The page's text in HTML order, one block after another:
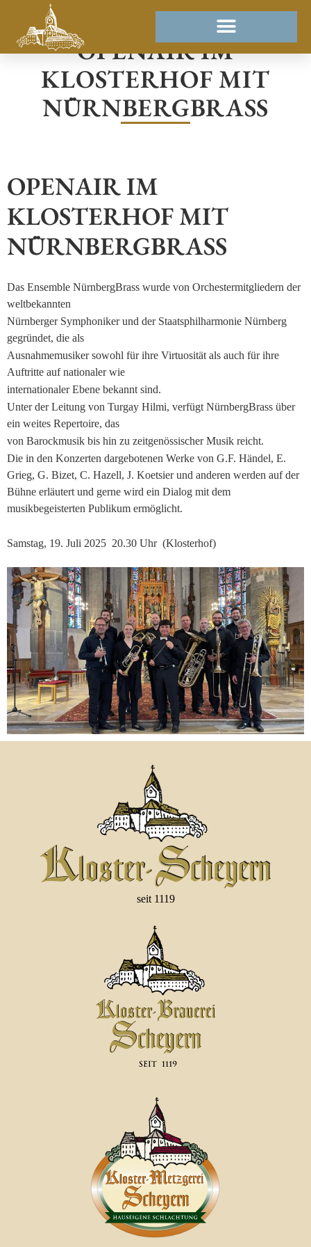
OPENAIR IM
KLOSTERHOF MIT
NÜRNBERGBRASS
OPENAIR IM
KLOSTERHOF MIT
NÜRNBERGBRASS
Das Ensemble NürnbergBrass wurde von Orchestermitgliedern der
weltbekannten
Nürnberger Symphoniker und der Staatsphilharmonie Nürnberg
gegründet, die als
Ausnahmemusiker sowohl für ihre Virtuosität als auch für ihre
Auftritte auf nationaler wie
internationaler Ebene bekannt sind.
Unter der Leitung von Turgay Hilmi, verfügt NürnbergBrass über
ein weites Repertoire, das
von Barockmusik bis hin zu zeitgenössischer Musik reicht.
Die in den Konzerten dargebotenen Werke von G.F. Händel, E.
Grieg, G. Bizet, C. Hazell, J. Koetsier und anderen werden auf der
Bühne erläutert und gerne wird ein Dialog mit dem
musikbegeisterten Publikum ermöglicht.
Samstag, 19. Juli 2025 20.30 Uhr (Klosterhof)
seit 1119